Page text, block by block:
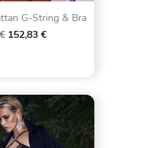
G-String & Bra
152,83 €